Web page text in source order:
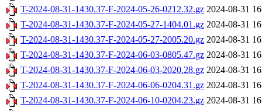
T-2024-08-31-1430.37-F-2024-05-26-0212.32.gz 2024-08-31
T-2024-08-31-1430.37-F-2024-05-27-1404.01.gz 2024-08-31
T-2024-08-31-1430.37-F-2024-05-27-2005.20.gz 2024-08-31
T-2024-08-31-1430.37-F-2024-06-03-0805.47.gz 2024-08-31
T-2024-08-31-1430.37-F-2024-06-03-2020.28.gz 2024-08-31
T-2024-08-31-1430.37-F-2024-06-06-0204.31.gz 2024-08-31
T-2024-08-31-1430.37-F-2024-06-10-0204.23.gz 2024-08-31